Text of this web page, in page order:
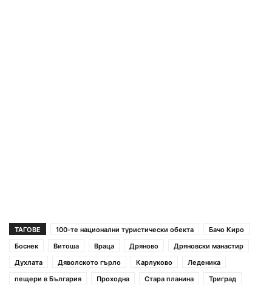
ТАГОВЕ 100-те национални туристически обекта
Бачо Киро
Боснек
Витоша Враца Дряново
Дряновски манастир
Духлата
Дяволското гърло Карлуково
Леденика
пещери в България
Проходна Стара планина Триград